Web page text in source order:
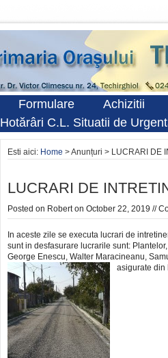
Formulare
Achizitii
Hotărâri C.L. Situatii de
Esti aici: Home > Anunțuri > LUCRARI DE
LUCRARI DE
Posted on Roberton October 22, 2019 //
In aceste zile se executa lucrari de
sunt in desfasurare lucrarile sunt:
George Enescu, Walter Maracineanu,
asigurate din